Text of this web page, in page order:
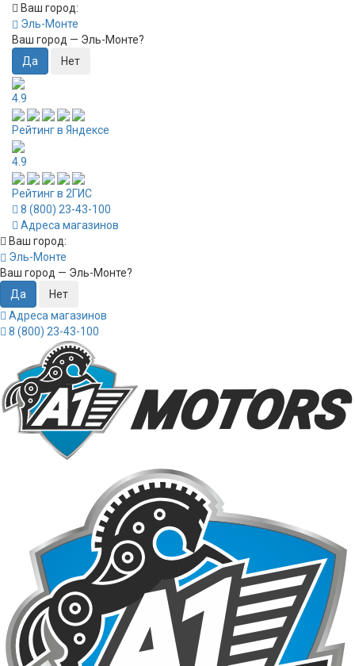
Ваш город:
Эль-Монте
Ваш город — Эль-Монте?
4.9
Рейтинг в Яндексе
4.9
Рейтинг в 2ГИС
8 (800) 23-43-100
Адреса магазинов
Ваш город:
Эль-Монте
Ваш город — Эль-Монте?
Адреса магазинов
8 (800) 23-43-100